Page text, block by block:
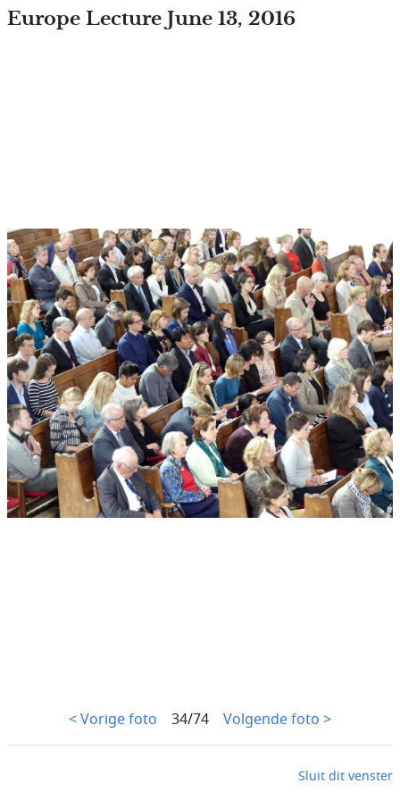
Overslaan en naar de inhoud
Europe Lecture June 13, 2016
< Vorige foto 34/74 Volgende foto >
Sluit dit venster